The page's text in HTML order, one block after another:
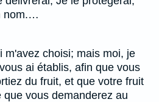
nom.…
m'avez choisi; mais moi, je
ai établis, afin que vous
du fruit, et que votre fruit
vous demanderez au